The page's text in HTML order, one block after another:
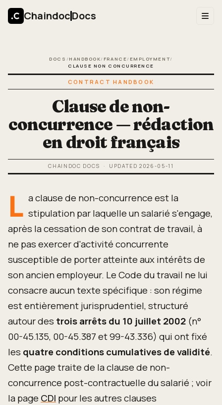
ChaindocDocs
DOCS / HANDBOOK/ FRANCE/ EMPLOYMENT/
CLAUSE NON CONCURRENCE
CONTRACT HANDBOOK
Clause de non-
concurrence — rédaction
en droit français
CHAINDOC DOCS · UPDATED2026-05-11
L a clause de non-concurrence est la
stipulation par laquelle un salarié s'engage,
après la cessation de son contrat de travail, à
ne pas exercer d'activité concurrente
susceptible de porter atteinte aux intérêts de
son ancien employeur. Le Code du travail ne lui
consacre aucun texte spécifique : son régime
est entièrement jurisprudentiel, structuré
autour des trois arrêts du 10 juillet 2002 (n°
00-45.135, 00-45.387 et 99-43.336) qui ont fixé
les quatre conditions cumulatives de validité.
Cette page traite de la clause de non-
concurrence post-contractuelle du salarié ; voir
la page CDI pour les autres clauses